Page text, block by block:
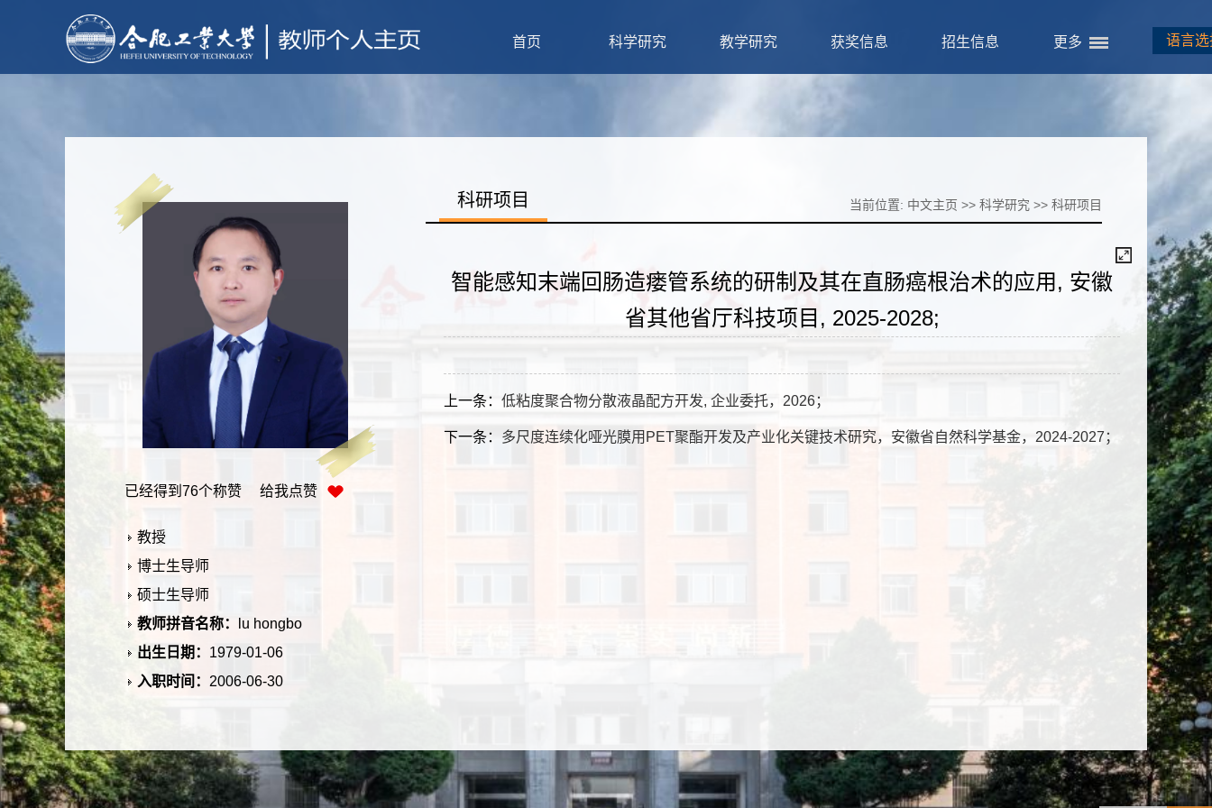
语言选
首页 科学研究 教学研究 获奖信息 招生信息 更多
已经得到 76个称赞 给我点赞
教授
博士生导师
硕士生导师
教师拼音名称：
lu hongbo
出生日期： 1979-01-06
入职时间： 2006-06-30
性别：男
学位：博士学位
科研项目 当前位置: 中文主页 >> 科学研究 >> 科研项目
智能感知末端回肠造瘘管系统的研制及其在直肠癌根治术的应用, 安徽
省其他省厅科技项目, 2025-2028;
上一条： 低粘度聚合物分散液晶配方开发, 企业委托，2026；
下一条： 多尺度连续化哑光膜用PET聚酯开发及产业化关键技术研究，安徽省自然科学基金，2024-2027；